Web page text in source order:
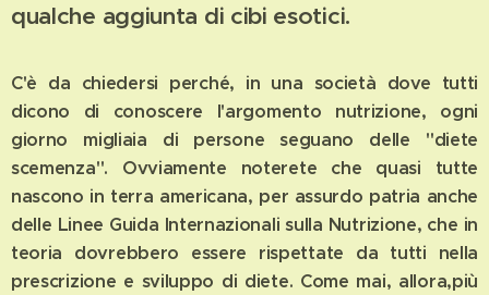
qualche aggiunta di cibi esotici.
C'è da chiedersi perché, in una società dove tutti
dicono di conoscere l'argomento nutrizione, ogni
giorno migliaia di persone seguano delle "diete
scemenza". Ovviamente noterete che quasi tutte
nascono in terra americana, per assurdo patria anche
delle Linee Guida Internazionali sulla Nutrizione, che in
teoria dovrebbero essere rispettate da tutti nella
prescrizione e sviluppo di diete. Come mai, allora,più